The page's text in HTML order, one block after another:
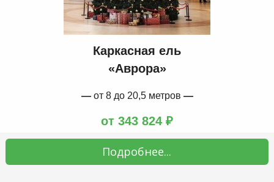
Каркасная ель
«Аврора»
—от 8 до 20,5 метров —
от 343 824 ₽
Подробнее...